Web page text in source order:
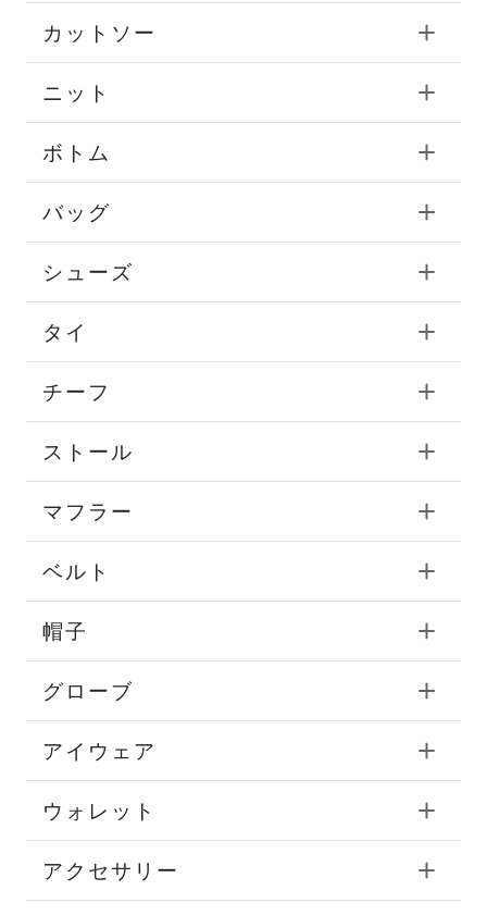
カットソー
ニット
ボトム
バッグ
シューズ
タイ
チーフ
ストール
マフラー
ベルト
帽子
グローブ
アイウェア
ウォレット
アクセサリー